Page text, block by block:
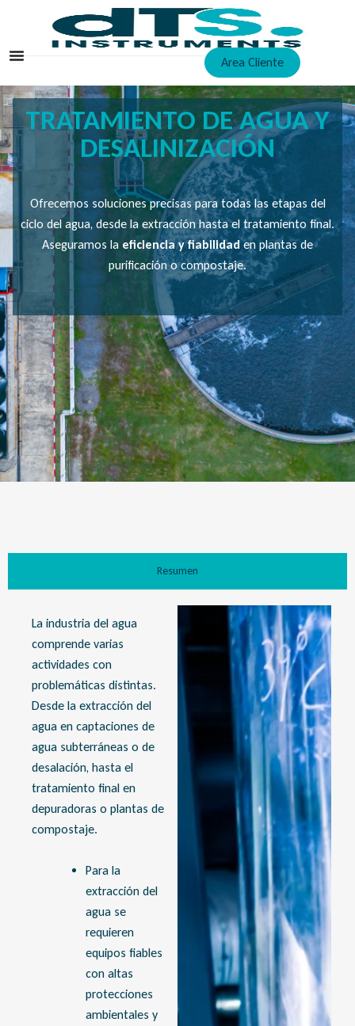
contenido
Area Cliente
TRATAMIENTO DE AGUA Y
DESALINIZACIÓN
Ofrecemos soluciones precisas para todas las etapas del
ciclo del agua, desde la extracción hasta el tratamiento final.
Aseguramos la eficiencia y fiabilidaden plantas de
purificación o compostaje.
Resumen
La industria del agua
comprende varias
actividades con
problemáticas distintas.
Desde la extracción del
agua en captaciones de
agua subterráneas o de
desalación, hasta el
tratamiento final en
depuradoras o plantas de
compostaje.
Para la
extracción del
agua se
requieren
equipos fiables
con altas
protecciones
ambientales y